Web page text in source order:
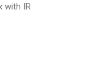
with IR